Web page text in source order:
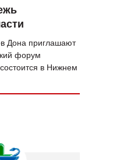
Дона приглашают
форум
в Нижнем